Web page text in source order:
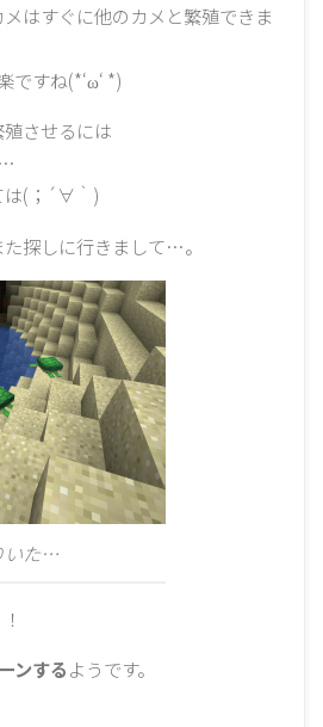
はすぐに他のカメと繁殖できま
ですね(*‘ω‘ *)
させるには
は(；´∀｀)
探しに行きまして…。
いた…
ンするようです。